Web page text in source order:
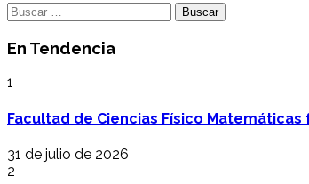
Buscar:
En Tendencia
1
Facultad de Ciencias Físico
31 de julio de 2026
2